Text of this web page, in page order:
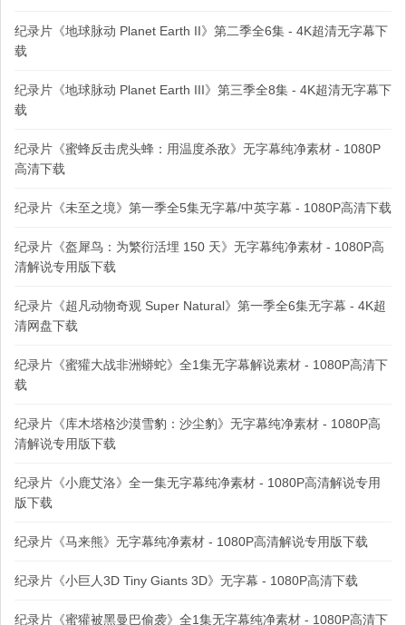
纪录片《地球脉动 Planet Earth II》第二季全6集 - 4K超清无字幕下
载
纪录片《地球脉动 Planet Earth III》第三季全8集 - 4K超清无字幕下
载
纪录片《蜜蜂反击虎头蜂：用温度杀敌》无字幕纯净素材 - 1080P
高清下载
纪录片《未至之境》第一季全5集无字幕/中英字幕 - 1080P高清下载
纪录片《盔犀鸟：为繁衍活埋 150 天》无字幕纯净素材 - 1080P高
清解说专用版下载
纪录片《超凡动物奇观 Super Natural》第一季全6集无字幕 - 4K超
清网盘下载
纪录片《蜜獾大战非洲蟒蛇》全1集无字幕解说素材 - 1080P高清下
载
纪录片《库木塔格沙漠雪豹：沙尘豹》无字幕纯净素材 - 1080P高
清解说专用版下载
纪录片《小鹿艾洛》全一集无字幕纯净素材 - 1080P高清解说专用
版下载
纪录片《马来熊》无字幕纯净素材 - 1080P高清解说专用版下载
纪录片《小巨人3D Tiny Giants 3D》无字幕 - 1080P高清下载
纪录片《蜜獾被黑曼巴偷袭》全1集无字幕纯净素材 - 1080P高清下